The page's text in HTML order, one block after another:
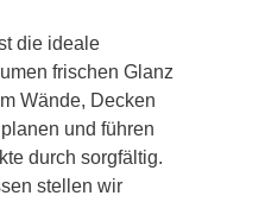
die ideale
frischen Glanz
Wände, Decken
und führen
durch sorgfältig.
stellen wir